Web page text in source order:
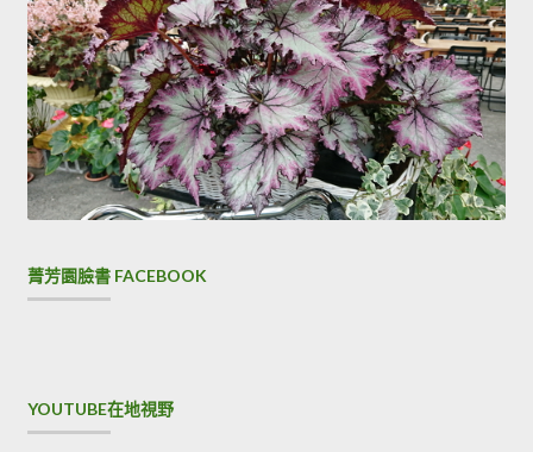
菁芳園臉書 FACEBOOK
YOUTUBE在地視野